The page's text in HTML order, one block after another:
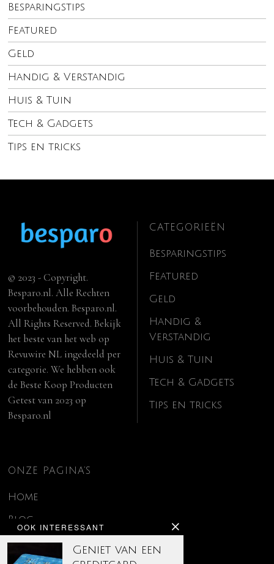
Besparingstips
Featured
Geld
Handig & Verstandig
Huis & Tuin
Tech & Gadgets
Tips en tricks
OOK INTERESSANT
Geniet van een
© 2023 - Copyright.
Besparo.nl. Alle Rechten
voorbehouden. Besparo.nl.
All Rights Reserved. Bekijk
het beste van het web op
Revuwire NL ingedeeld per
categorie. We hebben ook
deBeste Koop Producten
Getest van 2023 op
Besparo.nl
CATEGORIEËN
Besparingstips
Featured
Geld
Handig &
Verstandig
Huis & Tuin
Tech & Gadgets
Tips en tricks
ONZE PAGINA’S
Home
Blog
Contact